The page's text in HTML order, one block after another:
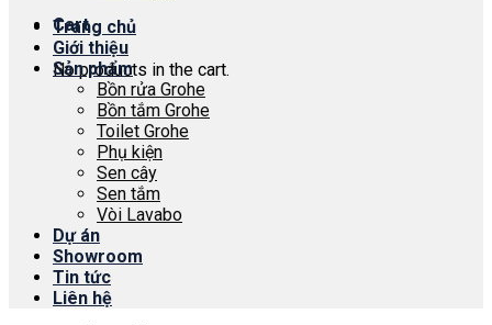
Cart
No products in the cart.
Trang chủ
Giới thiệu
Sản phẩm
Bồn rửa Grohe
Bồn tắm Grohe
Toilet Grohe
Phụ kiện
Sen cây
Sen tắm
Vòi Lavabo
Dự án
Showroom
Tin tức
Liên hệ